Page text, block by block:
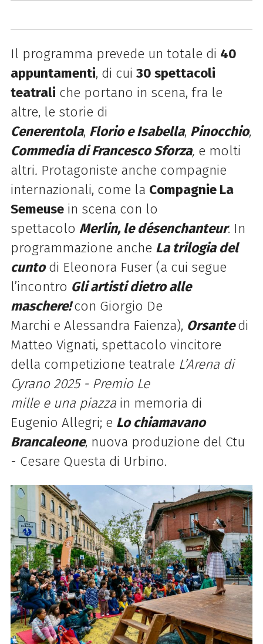
Il programma prevede un totale di 40
appuntamenti, di cui 30 spettacoli
teatrali che portano in scena, fra le
altre, le storie di
Cenerentola, FlorioeIsabella, Pinocchio,
Commedia di Francesco Sforza, e molti
altri. Protagoniste anche compagnie
internazionali, come la Compagnie La
Semeuse in scena con lo
spettacolo Merlin, le désenchanteur. In
programmazione anche La trilogia del
cuntodi Eleonora Fuser (a cui segue
l’incontro Gli artisti dietro alle
maschere!con Giorgio De
Marchi e Alessandra Faienza), Orsante di
Matteo Vignati, spettacolo vincitore
della competizione teatrale L’Arena di
Cyrano 2025 - Premio Le
mille e una piazzain memoria di
Eugenio Allegri; e Lo chiamavano
Brancaleone, nuova produzione del Ctu
- Cesare Questa di Urbino.